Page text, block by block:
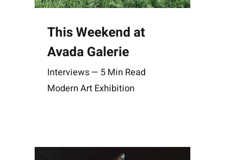
This Weekend at
Avada Galerie
Interviews — 5 Min Read
Modern Art Exhibition